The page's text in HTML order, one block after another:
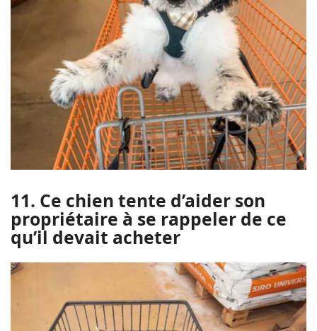
11. Ce chien tente d’aider son
propriétaire à se rappeler de ce
qu’il devait acheter